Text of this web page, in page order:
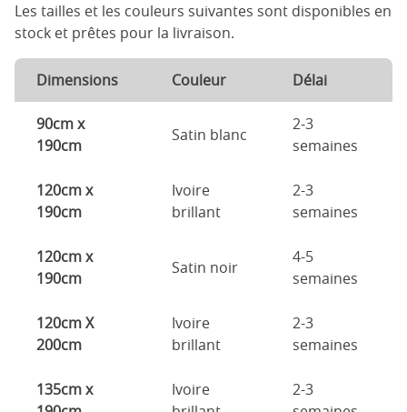
Les tailles et les couleurs suivantes sont disponibles en
stock et prêtes pour la livraison.
Dimensions Couleur Délai
90cm x
190cm
Satin blanc
2-3
semaines
120cm x
190cm
Ivoire
brillant
2-3
semaines
120cm x
190cm
Satin noir
4-5
semaines
120cm X
200cm
Ivoire
brillant
2-3
semaines
135cm x
Ivoire
2-3